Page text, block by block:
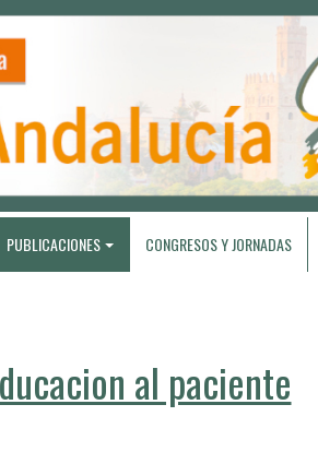
PUBLICACIONES CONGRESOS Y JORNADAS
al paciente